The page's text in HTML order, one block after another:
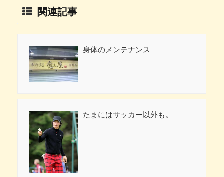
関連記事
身体のメンテナンス
たまにはサッカー以外も。